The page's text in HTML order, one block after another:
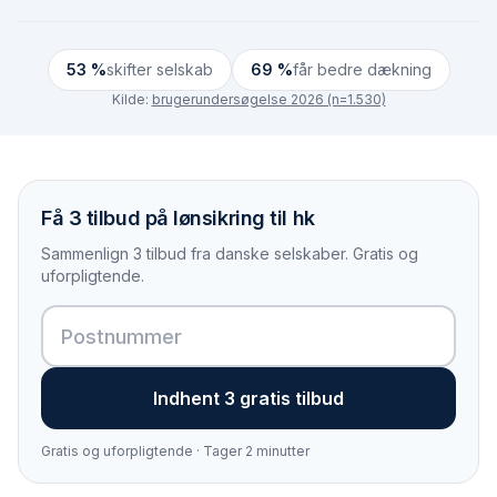
53 %skifter selskab 69 %får bedre dækning
Kilde: brugerundersøgelse 2026 (n=1.530)
Få 3 tilbud på lønsikring til hk
Sammenlign 3 tilbud fra danske selskaber. Gratis og
uforpligtende.
Indhent 3 gratis tilbud
Gratis og uforpligtende · Tager 2 minutter